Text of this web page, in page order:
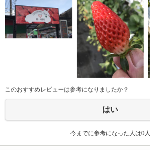
このおすすめレビューは参考になりましたか？
はい
今までに参考になった人は0人